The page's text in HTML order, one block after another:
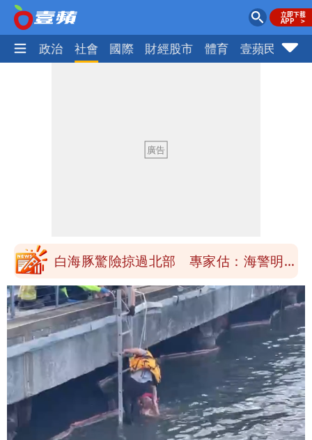
生活 政治 社會 國際 財經股市 體育 壹蘋民調
「終於能交代」 捐500萬獎學金延續愛
白海豚颱風逼近！鄭明典示警「恐遇黑潮
砸重金再買一整桌卡盒
白海豚驚險掠過北部 專家估：海警明發
布 陸警可能相對低
「楊承勳」名字終於公開！被害人父淚喊
「終於能交代」 捐500萬獎學金延續愛
白海豚颱風逼近！鄭明典示警「恐遇黑潮
變強」 路徑分歧藏警訊：不利強度維持